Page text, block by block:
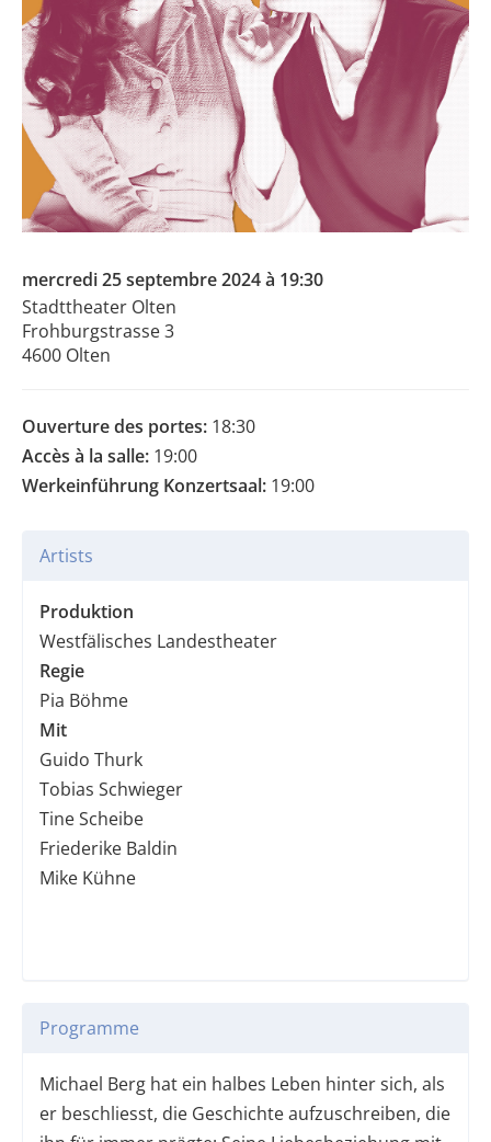
mercredi 25 septembre 2024 à 19:30
Stadttheater Olten
Frohburgstrasse 3
4600 Olten
Ouverture des portes: 18:30
Accès à la salle: 19:00
Werkeinführung Konzertsaal: 19:00
Artists
Produktion
Westfälisches Landestheater
Regie
Pia Böhme
Mit
Guido Thurk
Tobias Schwieger
Tine Scheibe
Friederike Baldin
Mike Kühne
Programme
Michael Berg hat ein halbes Leben hinter sich, als
er beschliesst, die Geschichte aufzuschreiben, die